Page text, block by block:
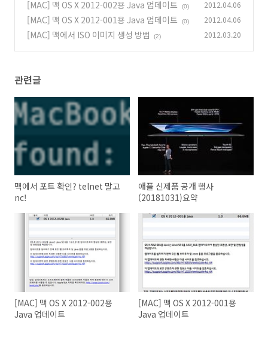
[MAC] 맥 OS X 2012-002용 Java 업데이트 (0) 2012.04.06
[MAC] 맥 OS X 2012-001용 Java 업데이트 (0) 2012.04.06
[MAC] 맥에서 ISO 이미지 생성 방법 (2) 2012.03.20
관련글
맥에서 포트 확인? telnet 말고
nc!
애플 신제품 공개 행사
(20181031)요약
[MAC] 맥 OS X 2012-002용
Java 업데이트
[MAC] 맥 OS X 2012-001용
Java 업데이트